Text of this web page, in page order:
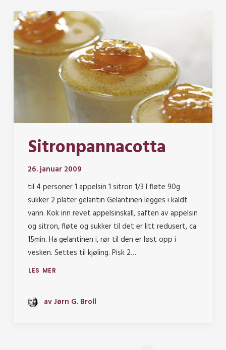
Sitronpannacotta
26. januar 2009
til 4 personer 1 appelsin 1 sitron 1/3 l fløte 90g
sukker 2 plater gelantin Gelantinen legges i kaldt
vann. Kok inn revet appelsinskall, saften av appelsin
og sitron, fløte og sukker til det er litt redusert, ca.
15min. Ha gelantinen i, rør til den er løst opp i
vesken. Settes til kjøling. Pisk 2…
LES MER
av Jørn G. Broll